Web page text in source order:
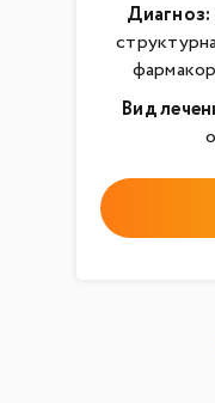
Диагноз:
Вид